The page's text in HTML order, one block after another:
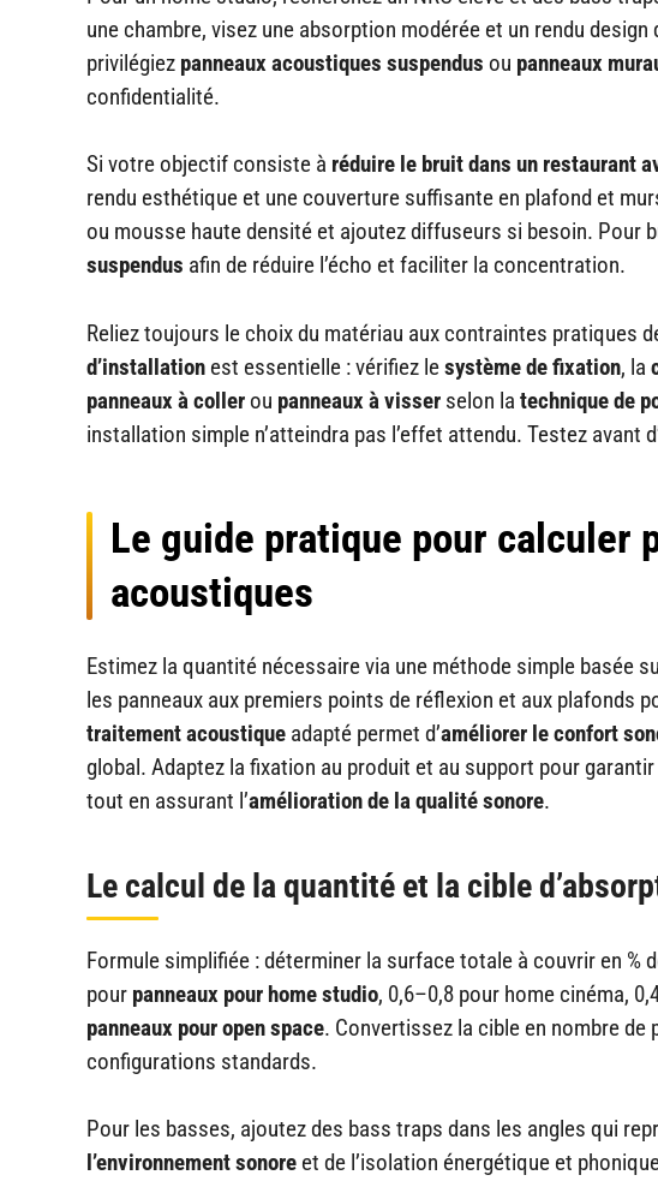
une chambre, visez une absorption modérée et un rendu
privilégiez panneaux acoustiques suspendus ou panneaux
confidentialité.
Si votre objectif consiste à réduire le bruit dans un restaurant
rendu esthétique et une couverture suffisante en plafond et
ou mousse haute densité et ajoutez diffuseurs si besoin. Pour
suspendus afin de réduire l’écho et faciliter la concentration.
Reliez toujours le choix du matériau aux contraintes pratiques
d’installation est essentielle : vérifiez lesystème de fixation, la
panneaux à coller ou panneaux à visser selon la technique de
installation simple n’atteindra pas l’effet attendu. Testez avant
Le guide pratique pour calculer
acoustiques
Estimez la quantité nécessaire via une méthode simple basée
les panneaux aux premiers points de réflexion et aux plafonds
traitement acoustique adapté permet d’améliorer le confort
global. Adaptez la fixation au produit et au support pour garantir
tout en assurant l’amélioration de la qualité sonore.
Le calcul de la quantité et la cible
Formule simplifiée : déterminer la surface totale à couvrir en %
pour panneaux pour home studio, 0,6–0,8 pour home cinéma,
panneaux pour open space. Convertissez la cible en nombre de
configurations standards.
Pour les basses, ajoutez des bass traps dans les angles qui
l’environnement sonore et de l’isolation énergétique et